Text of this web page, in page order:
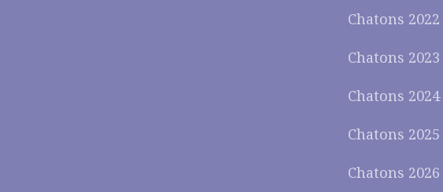
Chatons 2022
Chatons 2023
Chatons 2024
Chatons 2025
Chatons 2026